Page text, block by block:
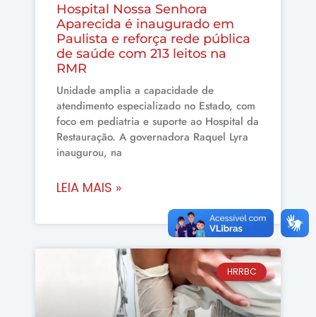
Hospital Nossa Senhora
Aparecida é inaugurado em
Paulista e reforça rede pública
de saúde com 213 leitos na
RMR
Unidade amplia a capacidade de
atendimento especializado no Estado, com
foco em pediatria e suporte ao Hospital da
Restauração. A governadora Raquel Lyra
inaugurou, na
LEIA MAIS »
HRRBC